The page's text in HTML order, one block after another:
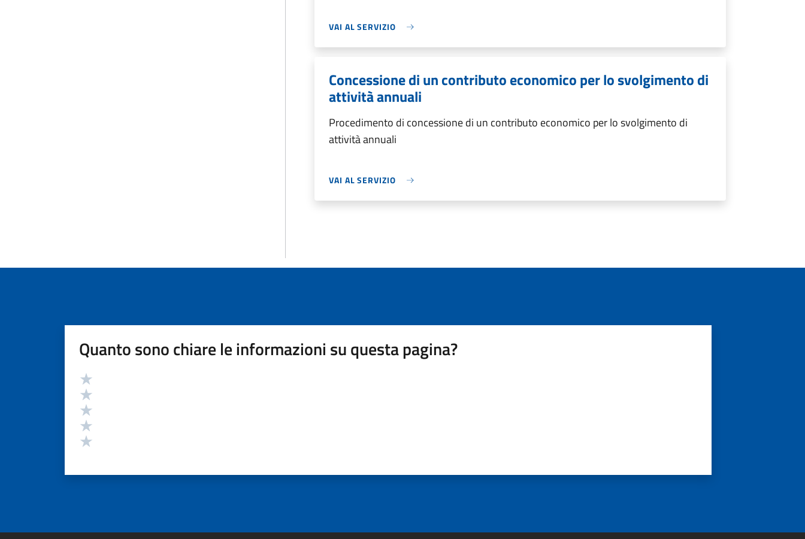
VAI AL SERVIZIO
Concessione di un contributo economico per lo svolgimento di
attività annuali
Procedimento di concessione di un contributo economico per lo svolgimento di
attività annuali
VAI AL SERVIZIO
Quanto sono chiare le informazioni su questa pagina?
Valutazione